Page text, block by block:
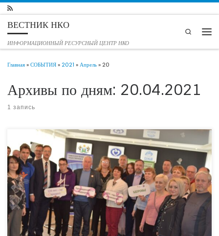
Перейти к содержимому
ВЕСТНИК НКО
ИНФОРМАЦИОННЫЙ РЕСУРСНЫЙ ЦЕНТР НКО
Search
Главная»СОБЫТИЯ»2021 »Апрель» 20
Архивы по дням: 20.04.2021
1 запись
17 апреля 2021 года на фестивале «Здоровый город» состоялся Круглый стол
«120 – не предел. Вопросы активного долголетия и радикального продления
жизни человека в медицинском